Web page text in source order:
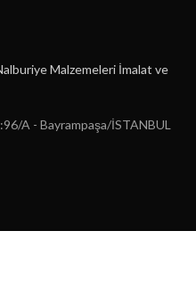
Malzemeleri İmalat ve
A - Bayrampaşa/İSTANBUL